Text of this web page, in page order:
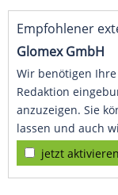
Empfohlener
Glomex GmbH
Wir benötigen
Redaktion
anzuzeigen. Sie
lassen und auch
jetzt aktivieren